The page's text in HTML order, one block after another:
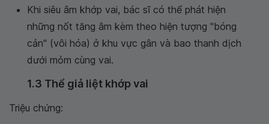
Khi siêu âm khớp vai, bác sĩ có thể phát hiện
những nốt tăng âm kèm theo hiện tượng "bóng
cản" (vôi hóa) ở khu vực gân và bao thanh dịch
dưới mỏm cùng vai.
1.3 Thể giả liệt khớp vai
Triệu chứng: